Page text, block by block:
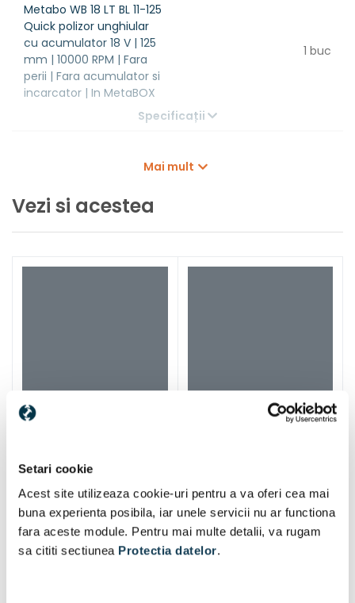
Setari cookie
Acest site utilizeaza cookie-uri pentru a va oferi cea mai
buna experienta posibila, iar unele servicii nu ar functiona
fara aceste module. Pentru mai multe detalii, va rugam
sa cititi sectiunea Protectia datelor.
Metabo WB 18 LT BL 11-125
Quick polizor unghiular
cu acumulator 18 V | 125
mm | 10000 RPM | Fara
perii | Fara acumulator si
incarcator | In MetaBOX
1 buc
Specificații
Metabo LiHD acumulator
Metabo ASC 145
incarcator scule
1 buc
Mai mult
Vezi si acestea